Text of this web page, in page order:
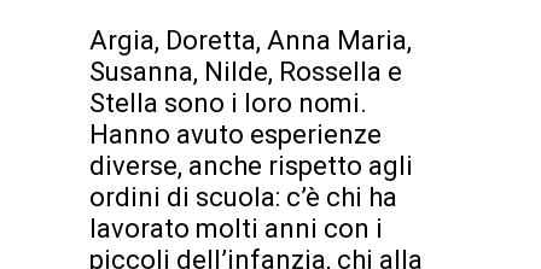
Argia, Doretta, Anna Maria,
Susanna, Nilde, Rossella e
Stella sono i loro nomi.
Hanno avuto esperienze
diverse, anche rispetto agli
ordini di scuola: c’è chi ha
lavorato molti anni con i
piccoli dell’infanzia, chi alla